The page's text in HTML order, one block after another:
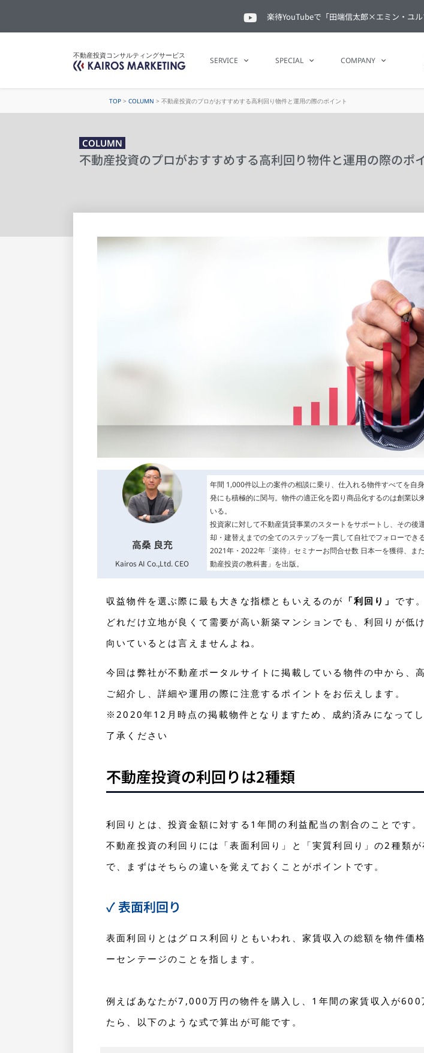
楽待YouTubeで「田端信太郎×エミン・ユ
不動産投資コンサルティングサービス
SERVICE SPECIAL COMPANY
TOP > COLUMN > 不動産投資のプロがおすすめする高利回り物件と運用の際のポイント
COLUMN
不動産投資のプロがおすすめする高利回り物件と運用の際のポ
高桑 良充
Kairos AI Co.,Ltd. CEO
年間 1,000件以上の案件の相談に乗り、仕入れる物件すべてを自
発にも積極的に関与。物件の適正化を図り商品化するのは創業以
いる。
投資家に対して不動産賃貸事業のスタートをサポートし、その後
却・建替えまでの全てのステップを一貫して自社でフォローでき
2021年・2022年「楽待」セミナーお問合せ数 日本一を獲得、ま
動産投資の教科書」を出版。
収益物件を選ぶ際に最も大きな指標ともいえるのが 「利回り」 です。
どれだけ立地が良くて需要が高い新築マンションでも、利回りが低
向いているとは言えませんよね。
今回は弊社が不動産ポータルサイトに掲載している物件の中から、
ご紹介し、詳細や運用の際に注意するポイントをお伝えします。
※2020年12月時点の掲載物件となりますため、成約済みになって
了承ください
不動産投資の利回りは2種類
利回りとは、投資金額に対する1年間の利益配当の割合のことです。
不動産投資の利回りには「表面利回り」と「実質利回り」の2種類
で、まずはそちらの違いを覚えておくことがポイントです。
✓ 表面利回り
表面利回りとはグロス利回りともいわれ、家賃収入の総額を物件価
ーセンテージのことを指します。
例えばあなたが7,000万円の物件を購入し、1年間の家賃収入が600
たら、以下のような式で算出が可能です。